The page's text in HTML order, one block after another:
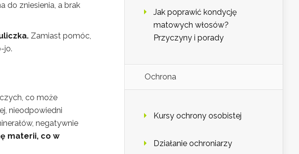
do zniesienia, a brak
Zamiast pomóc,
jo.
co może
nieodpowiedni
negatywnie
materii, co w
Jak poprawić kondycję
matowych włosów?
Przyczyny i porady
Ochrona
Kursy ochrony osobistej
Działanie ochroniarzy